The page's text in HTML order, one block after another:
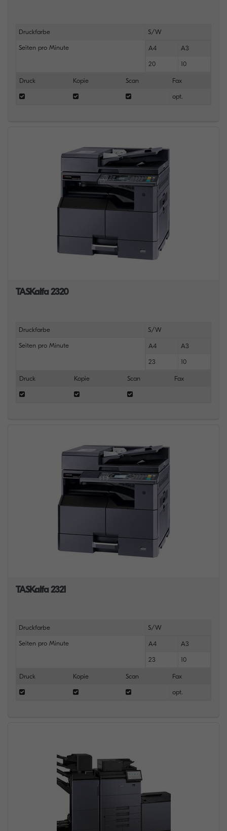
Druckfarbe S/W
Seiten pro Minute A4 A3
20 10
Druck Kopie Scan Fax
opt.
TASKalfa 2320
Druckfarbe S/W
Seiten pro Minute A4 A3
23 10
Druck Kopie Scan Fax
TASKalfa 2321
Druckfarbe S/W
Seiten pro Minute A4 A3
23 10
Druck Kopie Scan Fax
opt.